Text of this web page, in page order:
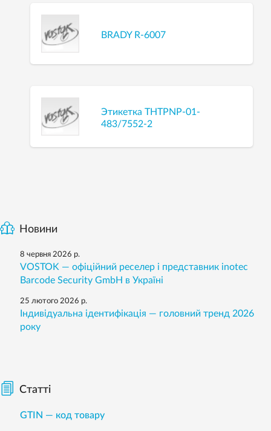
BRADY R-6007
Этикетка THTPNP-01-
483/7552-2
Новини
8 червня 2026 р.
VOSTOK — офіційний реселер і представник inotec
Barcode Security GmbH в Україні
25 лютого 2026 р.
Індивідуальна ідентифікація — головний тренд 2026
року
Статті
GTIN — код товару